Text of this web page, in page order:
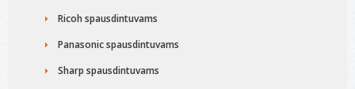
Ricoh spausdintuvams
Panasonic spausdintuvams
Sharp spausdintuvams